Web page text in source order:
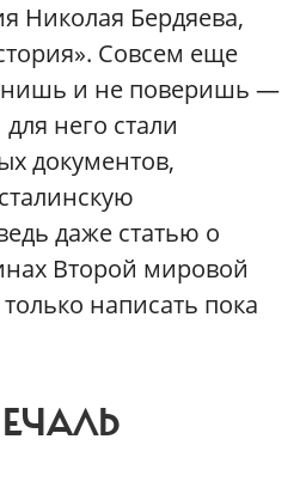
Николая Бердяева,
Совсем еще
и не поверишь —
него стали
документов,
даже статью о
Второй мировой
только написать пока